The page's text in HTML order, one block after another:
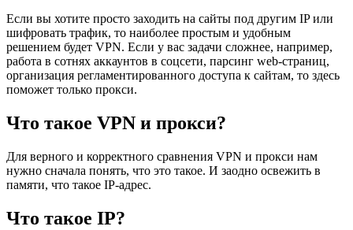
Если вы хотите просто заходить на сайты под другим IP или
шифровать трафик, то наиболее простым и удобным
решением будет VPN. Если у вас задачи сложнее, например,
работа в сотнях аккаунтов в соцсети, парсинг web-страниц,
организация регламентированного доступа к сайтам, то здесь
поможет только прокси.
Что такое VPN и прокси?
Для верного и корректного сравнения VPN и прокси нам
нужно сначала понять, что это такое. И заодно освежить в
памяти, что такое IP-адрес.
Что такое IP?